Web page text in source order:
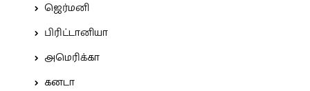
ஜெர்மனி
பிரிட்டானியா
அமெரிக்கா
கனடா